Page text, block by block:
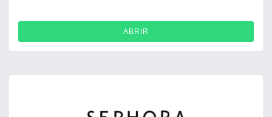
ABRIR